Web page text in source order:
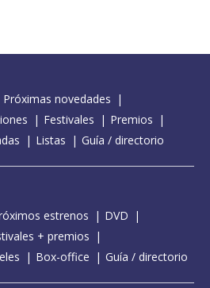
Próximas novedades
Festivales
Premios
Listas Guía / directorio
estrenos
DVD
+ premios
Box-office Guía / directorio